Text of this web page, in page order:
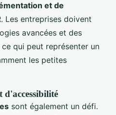
et de
Les entreprises doivent
avancées et des
qui peut représenter un
les petites
d'accessibilité
sont également un défi.